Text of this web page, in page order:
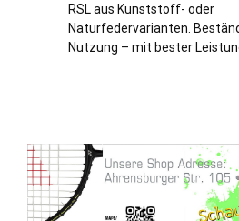
RSL aus Kunststoff- oder
Naturfedervarianten.
Nutzung – mit bester